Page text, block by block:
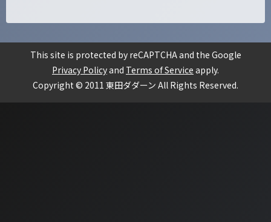
This site is protected by reCAPTCHA and the Google
Privacy Policyand Terms of Service apply.
Copyright © 2011 東田ダダーン All Rights Reserved.